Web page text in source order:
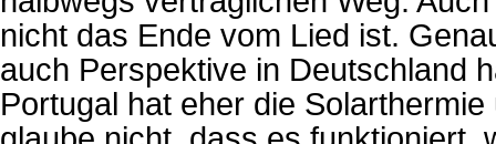
nicht das Ende vom Lied ist.
auch Perspektive in Deutschland
Portugal hat eher die